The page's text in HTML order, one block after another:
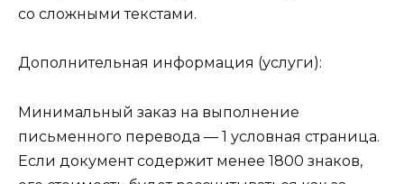
со сложными текстами.
Дополнительная информация (услуги):
Минимальный заказ на выполнение
письменного перевода — 1 условная страница.
Если документ содержит менее 1800 знаков,